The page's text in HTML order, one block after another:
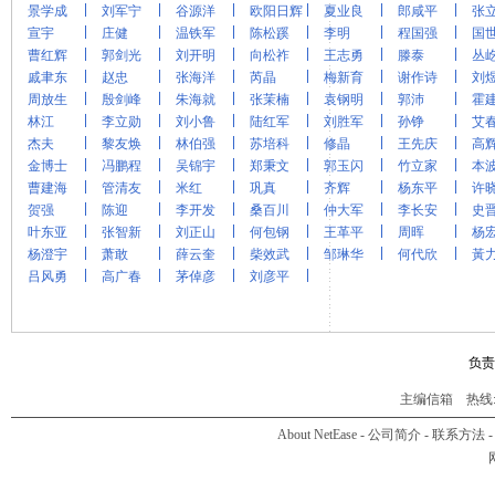
景学成
刘军宁 谷源洋 欧阳日辉 夏业良 郎咸平
张
宣宇
庄健 温铁军 陈松蹊 李明 程国强
国
曹红辉
郭剑光 刘开明 向松祚 王志勇 滕泰
丛
戚聿东
赵忠 张海洋 芮晶 梅新育 谢作诗
刘
周放生
殷剑峰 朱海就 张茉楠 袁钢明 郭沛
霍
林江
李立勋 刘小鲁 陆红军 刘胜军 孙铮
艾
杰夫
黎友焕 林伯强 苏培科 修晶 王先庆
高
金博士
冯鹏程 吴锦宇 郑秉文 郭玉闪 竹立家
本
曹建海
管清友 米红 巩真 齐辉 杨东平
许
贺强
陈迎 李开发 桑百川 仲大军 李长安
史
叶东亚
张智新 刘正山 何包钢 王革平 周晖
杨
杨澄宇
萧敢 薛云奎 柴效武 邹琳华 何代欣
黃
吕风勇
高广春 茅倬彦 刘彦平
负
主编信箱 热线
About NetEase - 公司简介 - 联系方法 -